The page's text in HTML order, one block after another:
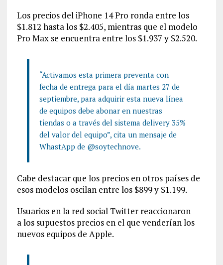
Los precios del iPhone 14 Pro ronda entre los
$1.812 hasta los $2.405, mientras que el modelo
Pro Max se encuentra entre los $1.937 y $2.520.
“Activamos esta primera preventa con
fecha de entrega para el día martes 27 de
septiembre, para adquirir esta nueva línea
de equipos debe abonar en nuestras
tiendas o a través del sistema delivery 35%
del valor del equipo”, cita un mensaje de
WhastApp de @soytechnove.
Cabe destacar que los precios en otros países de
esos modelos oscilan entre los $899 y $1.199.
Usuarios en la red social Twitter reaccionaron
a los supuestos precios en el que venderían los
nuevos equipos de Apple.